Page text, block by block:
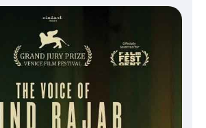
സെന്റ് ജോസഫ്സ് കോളജ്
കോമേഴ്‌സ് അസോസിയേഷന്
തുടക്കമായി
കോമേഴ്സ് എക്സ്പോയുമായി
എസ് എൻ ഹയർ സെക്കൻഡറി